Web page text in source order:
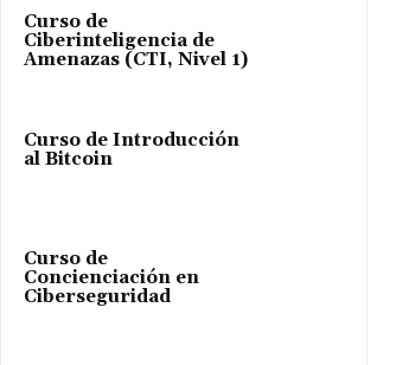
Curso de
Ciberinteligencia de
Amenazas (CTI, Nivel 1)
Curso de Introducción
al Bitcoin
Curso de
Concienciación en
Ciberseguridad